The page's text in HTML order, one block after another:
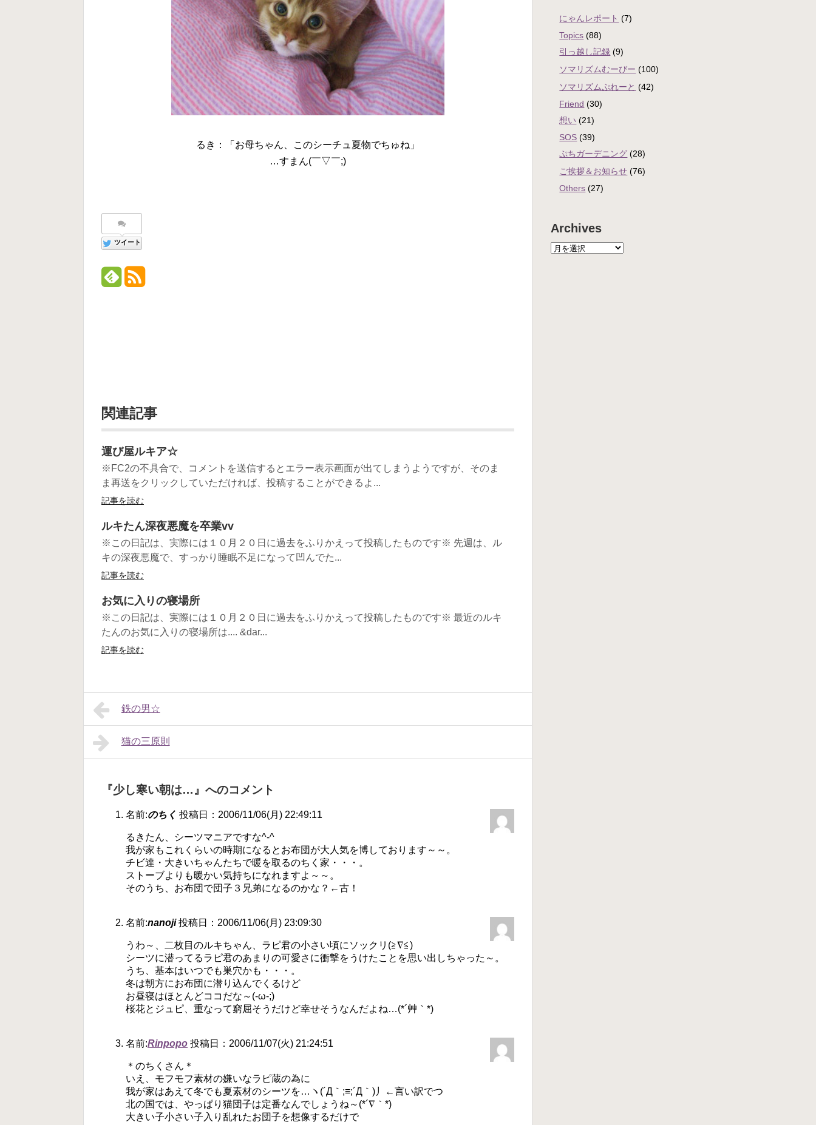
るき：「お母ちゃん、このシーチュ夏物でちゅね」
…すまん(￣▽￣;)
ツイート
関連記事
運び屋ルキア☆
※FC2の不具合で、コメントを送信するとエラー表示画面が出てしまうようですが、そのま
ま再送をクリックしていただければ、投稿することができるよ...
記事を読む
ルキたん深夜悪魔を卒業vv
※この日記は、実際には１０月２０日に過去をふりかえって投稿したものです※ 先週は、ル
キの深夜悪魔で、すっかり睡眠不足になって凹んでた...
記事を読む
お気に入りの寝場所
※この日記は、実際には１０月２０日に過去をふりかえって投稿したものです※ 最近のルキ
たんのお気に入りの寝場所は.... &dar...
記事を読む
鉄の男☆
猫の三原則
『少し寒い朝は…』へのコメント
名前:のちく 投稿日：2006/11/06(月) 22:49:11
るきたん、シーツマニアですな^-^
我が家もこれくらいの時期になるとお布団が大人気を博しております～～。
チビ達・大きいちゃんたちで暖を取るのちく家・・・。
ストーブよりも暖かい気持ちになれますよ～～。
そのうち、お布団で団子３兄弟になるのかな？←古！
名前:nanoji 投稿日：2006/11/06(月) 23:09:30
うわ～、二枚目のルキちゃん、ラピ君の小さい頃にソックリ(≧∇≦)
シーツに潜ってるラピ君のあまりの可愛さに衝撃をうけたことを思い出しちゃった～。
うち、基本はいつでも巣穴かも・・・。
冬は朝方にお布団に潜り込んでくるけど
お昼寝はほとんどココだな～(-ω-;)
桜花とジュピ、重なって窮屈そうだけど幸せそうなんだよね…(*´艸｀*)
名前:Rinpopo 投稿日：2006/11/07(火) 21:24:51
＊のちくさん＊
いえ、モフモフ素材の嫌いなラピ蔵の為に
我が家はあえて冬でも夏素材のシーツを…ヽ(´Д｀;≡;´Д｀)丿←言い訳でつ
北の国では、やっぱり猫団子は定番なんでしょうね～(*´∇｀*)
大きい子小さい子入り乱れたお団子を想像するだけで
にゃんレポート (7)
Topics (88)
引っ越し記録 (9)
ソマリズムむーびー (100)
ソマリズムぷれーと (42)
Friend (30)
想い (21)
SOS (39)
ぷちガーデニング (28)
ご挨拶＆お知らせ (76)
Others (27)
Archives